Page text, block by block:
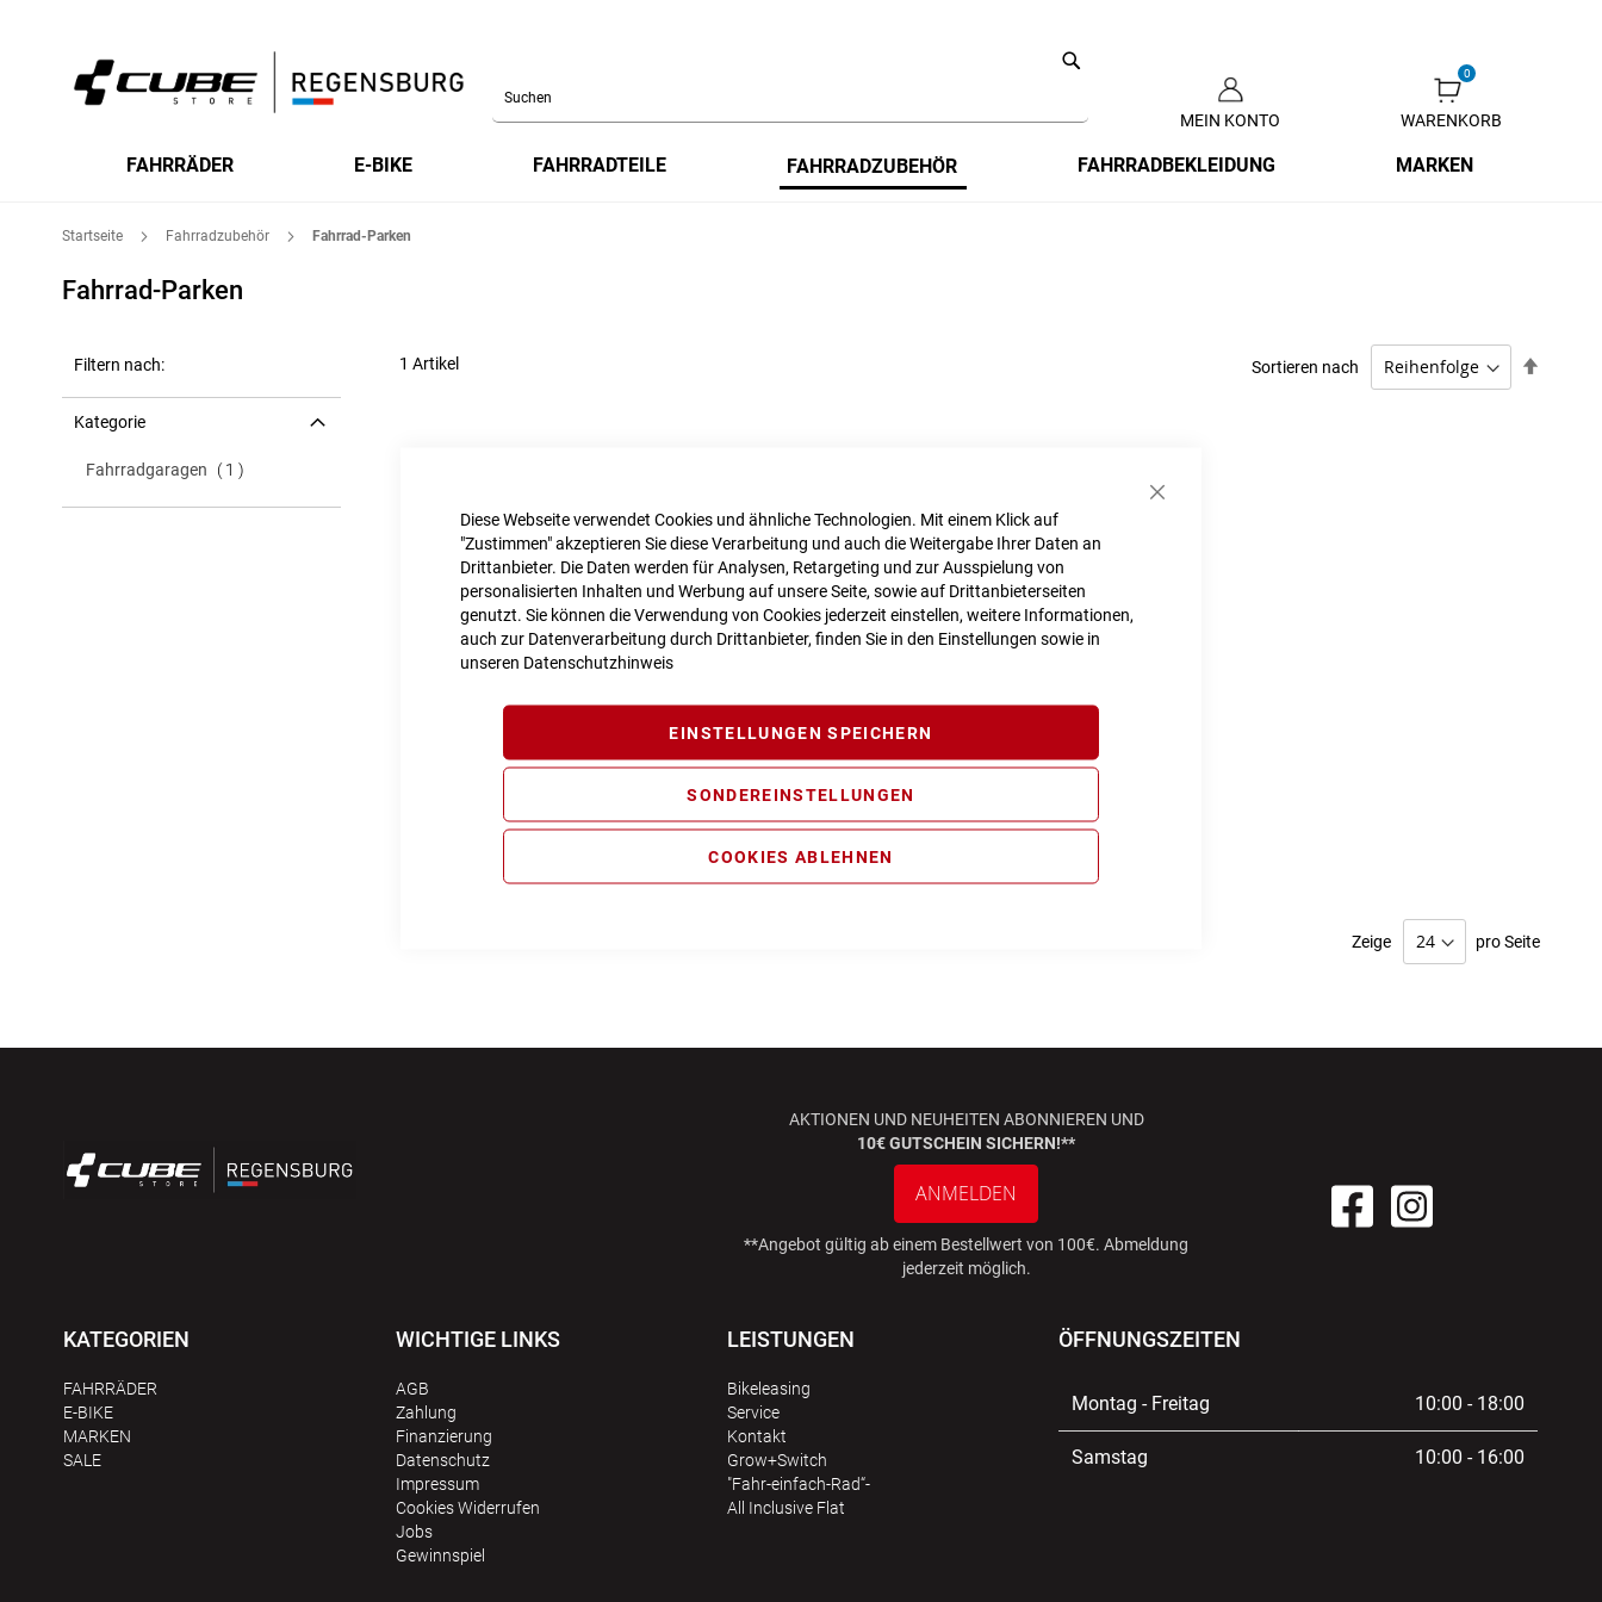
Schließen
Diese Webseite verwendet Cookies und ähnliche Technologien. Mit einem Klick auf
"Zustimmen" akzeptieren Sie diese Verarbeitung und auch die Weitergabe Ihrer Daten an
Drittanbieter. Die Daten werden für Analysen, Retargeting und zur Ausspielung von
personalisierten Inhalten und Werbung auf unsere Seite, sowie auf Drittanbieterseiten
genutzt. Sie können die Verwendung von Cookies jederzeit einstellen, weitere Informationen,
auch zur Datenverarbeitung durch Drittanbieter, finden Sie in den Einstellungen sowie in
unseren Datenschutzhinweis
EINSTELLUNGEN SPEICHERN
SONDEREINSTELLUNGEN
COOKIES ABLEHNEN
Inhalt
MEIN KONTO WARENKORB
Search
FAHRRÄDER E-BIKE FAHRRADTEILE FAHRRADZUBEHÖR FAHRRADBEKLEIDUNG MARKEN
Startseite Fahrradzubehör Fahrrad-Parken
Fahrrad-Parken
1 Artikel Sortieren nach
Inkl. MwSt., nur Abholung möglich
Zeige pro Seite
Filtern nach:
Kategorie
Fahrradgaragen 1 Artikel
AKTIONEN UND NEUHEITEN ABONNIEREN UND
10€ GUTSCHEIN SICHERN!**
ANMELDEN
**Angebot gültig ab einem Bestellwert von 100€. Abmeldung
jederzeit möglich.
ÖFFNUNGSZEITEN
Montag - Freitag 10:00 - 18:00
Samstag 10:00 - 16:00
KATEGORIEN
FAHRRÄDER
E-BIKE
MARKEN
SALE
WICHTIGE LINKS
AGB
Zahlung
Finanzierung
Datenschutz
Impressum
Сookies Widerrufen
Jobs
Gewinnspiel
LEISTUNGEN
Bikeleasing
Service
Kontakt
Grow+Switch
"Fahr-einfach-Rad“-
All Inclusive Flat